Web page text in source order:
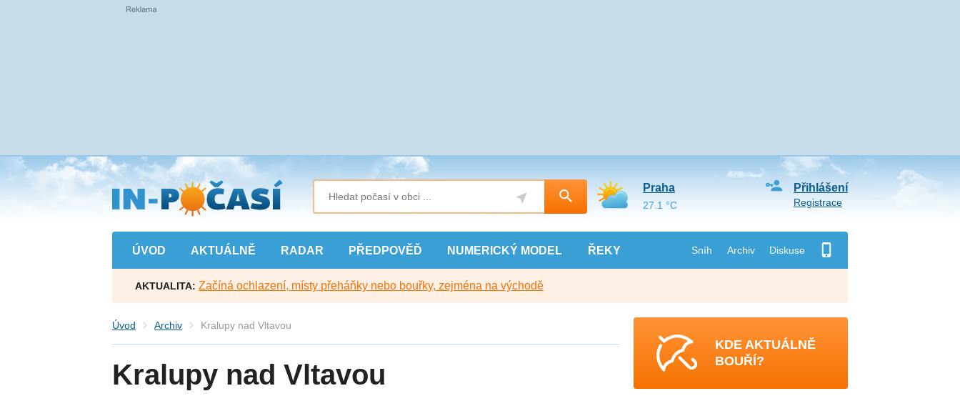
Přejít
na
hlavní
obsah
ÚVOD AKTUÁLNĚ RADAR PŘEDPOVĚĎ NUMERICKÝ MODEL ŘEKY Sníh Archiv Diskuse
Přihlášení
Registrace
Praha
27.1 °C
AKTUALITA: Začíná ochlazení, místy přeháňky nebo bouřky, zejména na východě
Úvod Archiv Kralupy nad Vltavou
Kralupy nad Vltavou
KDE AKTUÁLNĚ
BOUŘÍ?